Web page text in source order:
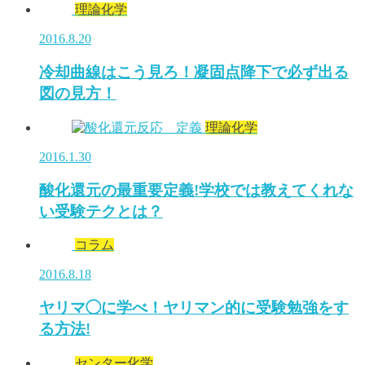
理論化学
2016.8.20
冷却曲線はこう見ろ！凝固点降下で必ず出る
図の見方！
理論化学
2016.1.30
酸化還元の最重要定義!学校では教えてくれな
い受験テクとは？
コラム
2016.8.18
ヤリマ◯に学べ！ヤリマン的に受験勉強をす
る方法!